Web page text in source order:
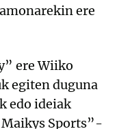
ere
ere Wiiko
egiten duguna
edo ideiak
Sports”-